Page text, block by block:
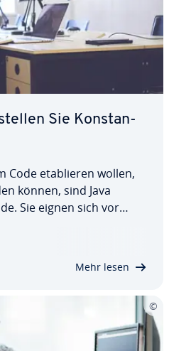
Sie Kon­stan­
Code eta­blie­ren wollen,
können, sind Java
Sie eignen sich vor
Mehr lesen